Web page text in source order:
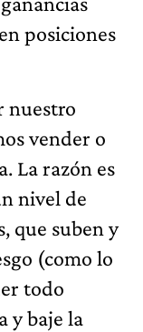
posiciones
nuestro
vender o
La razón es
nivel de
que suben y
(como lo
todo
y baje la